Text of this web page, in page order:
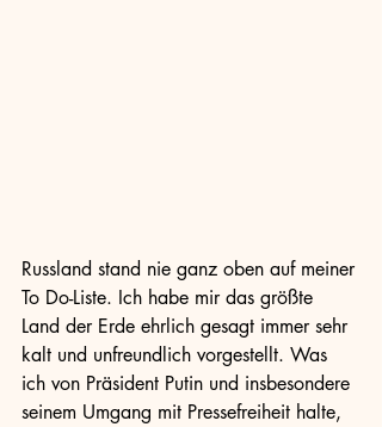
Russland stand nie ganz oben auf meiner
To Do-Liste. Ich habe mir das größte
Land der Erde ehrlich gesagt immer sehr
kalt und unfreundlich vorgestellt. Was
ich von Präsident Putin und insbesondere
seinem Umgang mit Pressefreiheit halte,